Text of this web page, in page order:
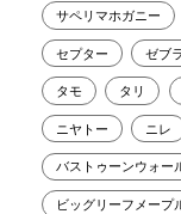
サペリマホガニー
セプター ゼブ
タモ タリ
ニヤトー ニレ
バストゥーンウォー
ビッグリーフメープ